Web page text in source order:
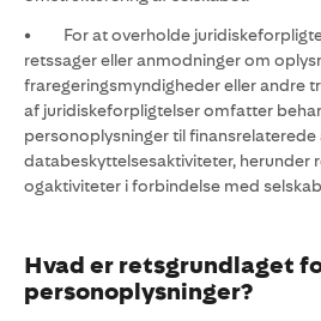
• For at overholde
retssager eller anmodninger om
fraregeringsmyndigheder eller andre
af juridiskeforpligtelser omfatter
personoplysninger til finansrelaterede
databeskyttelsesaktiviteter, herunder
ogaktiviteter i forbindelse med
Hvad er retsgrundlaget
personoplysninger?